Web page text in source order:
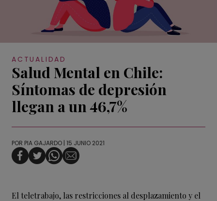
ACTUALIDAD
Salud Mental en Chile:
Síntomas de depresión
llegan a un 46,7%
POR PIA GAJARDO | 15 JUNIO 2021
El teletrabajo, las restricciones al desplazamiento y el